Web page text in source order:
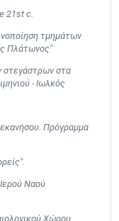
21st c.
τμημάτων
Πλάτωνος"
στεγάστρων στα
- Ιωλκός
Πρόγραμμα
Ναού
Χώρου